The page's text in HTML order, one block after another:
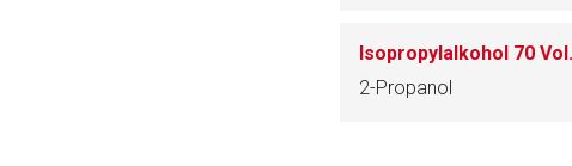
Isopropylalkohol 70
2-Propanol